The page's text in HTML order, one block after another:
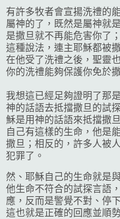
有許多牧者會宣揚洗禮的
屬神的了，既然是屬神就
是撒旦就不再能危害你了
這種說法，連主耶穌都被
在他受了洗禮之後，聖靈
你的洗禮能夠保護你免於
我想這已經足夠證明了那
神的話語去抵擋撒旦的試
穌是用神的話語來抵擋撒
自己有這樣的生命，他是
撒旦；相反的，許多人被
犯罪了。
然、耶穌自己的生命就是
他生命不符合的試探言語
應，反而是警覺不對、停
這也就是正確的回應並順